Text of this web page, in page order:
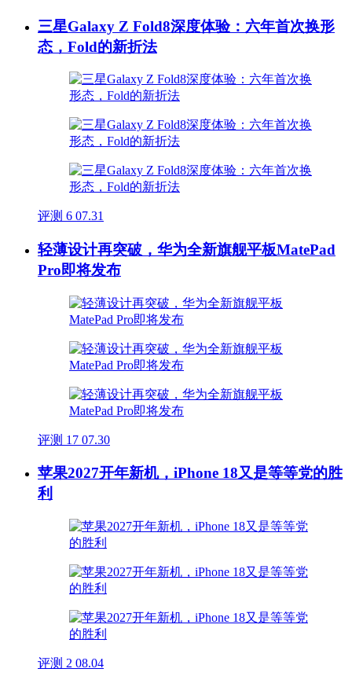
三星Galaxy Z Fold8深度体验：六年首次换形
态，Fold的新折法
评测 6 07.31
轻薄设计再突破，华为全新旗舰平板MatePad
Pro即将发布
评测 17 07.30
苹果2027开年新机，iPhone 18又是等等党的胜
利
评测 2 08.04